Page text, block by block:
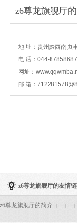
z6尊龙旗舰厅
地 址：贵州黔西南贞
电 话：044-87858687
网址：
邮 箱：
z6尊龙旗舰厅的友情
z6尊龙旗舰厅的简介 | | |